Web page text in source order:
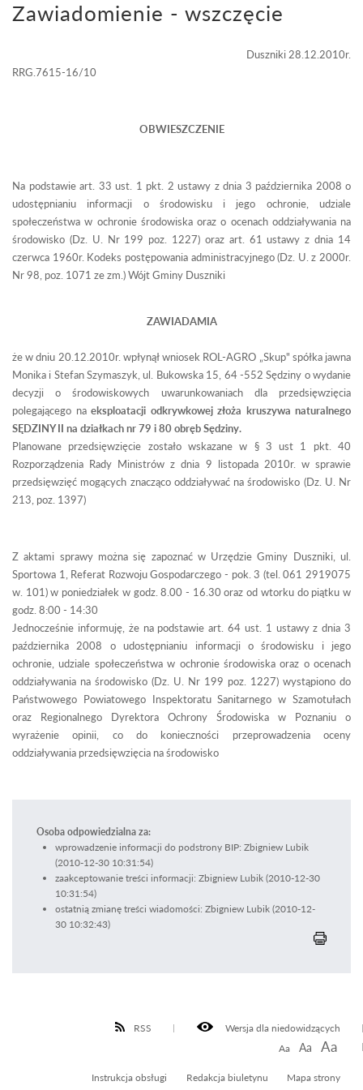
Wersja dla niedowidzących
RSS
Aa Aa Aa
Instrukcja obsługi Redakcja biuletynu Mapa strony
Zawiadomienie - wszczęcie
Duszniki 28.12.2010r.
RRG.7615-16/10
OBWIESZCZENIE
Na podstawie art. 33 ust. 1 pkt. 2 ustawy z dnia 3 października 2008 o
udostępnianiu informacji o środowisku i jego ochronie, udziale
społeczeństwa w ochronie środowiska oraz o ocenach oddziaływania na
środowisko (Dz. U. Nr 199 poz. 1227) oraz art. 61 ustawy z dnia 14
czerwca 1960r. Kodeks postępowania administracyjnego (Dz. U. z 2000r.
Nr 98, poz. 1071 ze zm.) Wójt Gminy Duszniki
ZAWIADAMIA
że w dniu 20.12.2010r. wpłynął wniosek ROL-AGRO „Skup" spółka jawna
Monika i Stefan Szymaszyk, ul. Bukowska 15, 64 -552 Sędziny o wydanie
decyzji o środowiskowych uwarunkowaniach dla przedsięwzięcia
polegającego na eksploatacji odkrywkowej złoża kruszywa naturalnego
SĘDZINY II na działkach nr 79 i 80 obręb Sędziny.
Planowane przedsięwzięcie zostało wskazane w § 3 ust 1 pkt. 40
Rozporządzenia Rady Ministrów z dnia 9 listopada 2010r. w sprawie
przedsięwzięć mogących znacząco oddziaływać na środowisko (Dz. U. Nr
213, poz. 1397)
Z aktami sprawy można się zapoznać w Urzędzie Gminy Duszniki, ul.
Sportowa 1, Referat Rozwoju Gospodarczego - pok. 3 (tel. 061 2919075
w. 101) w poniedziałek w godz. 8.00 - 16.30 oraz od wtorku do piątku w
godz. 8:00 - 14:30
Jednocześnie informuję, że na podstawie art. 64 ust. 1 ustawy z dnia 3
października 2008 o udostępnianiu informacji o środowisku i jego
ochronie, udziale społeczeństwa w ochronie środowiska oraz o ocenach
oddziaływania na środowisko (Dz. U. Nr 199 poz. 1227) wystąpiono do
Państwowego Powiatowego Inspektoratu Sanitarnego w Szamotułach
oraz Regionalnego Dyrektora Ochrony Środowiska w Poznaniu o
wyrażenie opinii, co do konieczności przeprowadzenia oceny
oddziaływania przedsięwzięcia na środowisko
Osoba odpowiedzialna za:
wprowadzenie informacji do podstrony BIP: Zbigniew Lubik
(2010-12-30 10:31:54)
zaakceptowanie treści informacji: Zbigniew Lubik (2010-12-30
10:31:54)
ostatnią zmianę treści wiadomości: Zbigniew Lubik (2010-12-
30 10:32:43)